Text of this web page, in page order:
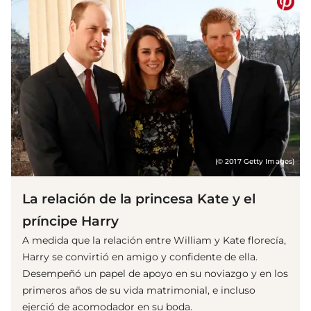
(© 2017 Getty Images)
La relación de la princesa Kate y el
príncipe Harry
A medida que la relación entre William y Kate florecía,
Harry se convirtió en amigo y confidente de ella.
Desempeñó un papel de apoyo en su noviazgo y en los
primeros años de su vida matrimonial, e incluso
ejerció de acomodador en su boda.